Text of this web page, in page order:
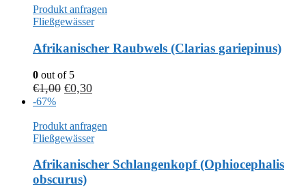
Produkt anfragen
Fließgewässer
Afrikanischer Raubwels (Clarias gariepinus)
0 out of 5
€1,00 €0,30
-67%
Produkt anfragen
Fließgewässer
Afrikanischer Schlangenkopf (Ophiocephalis
obscurus)